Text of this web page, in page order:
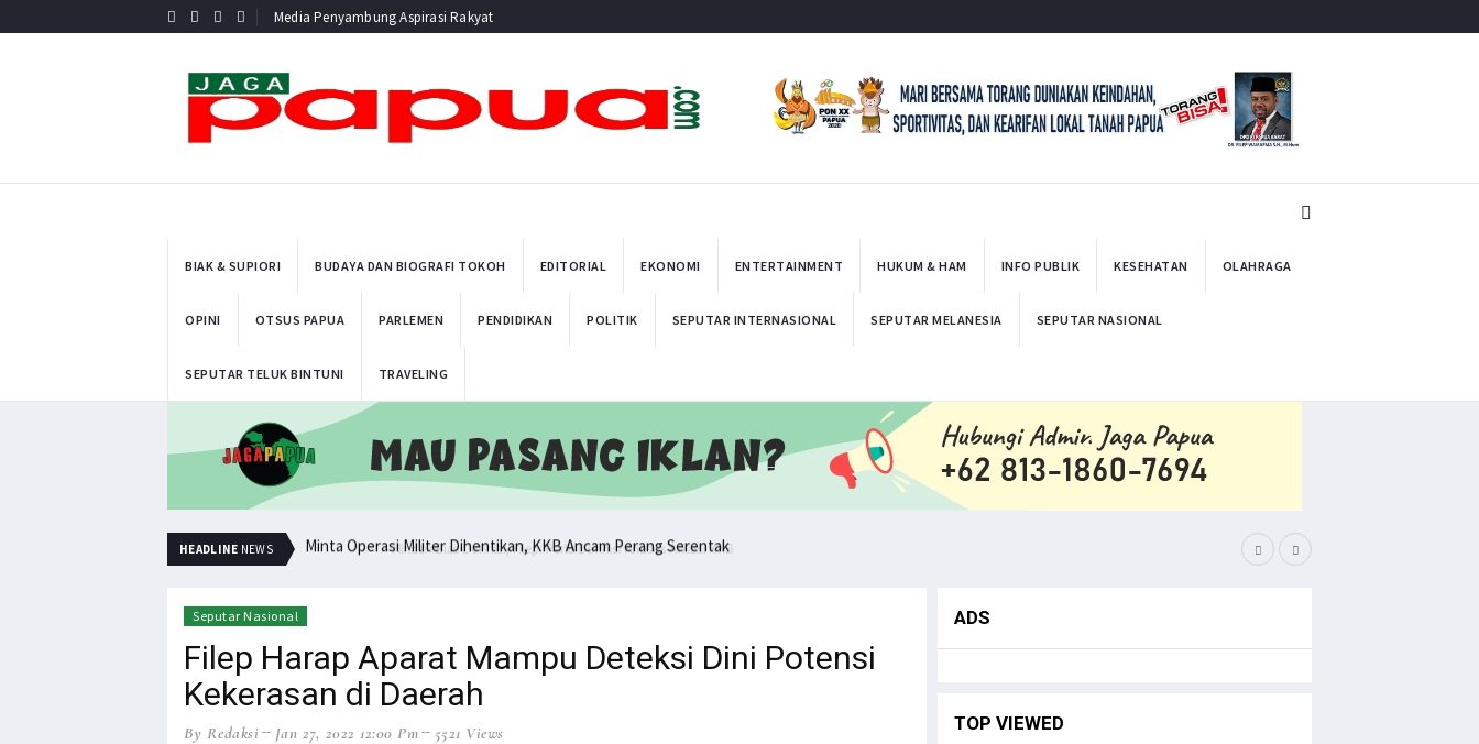
Media Penyambung Aspirasi Rakyat
BIAK & SUPIORI BUDAYA DAN BIOGRAFI TOKOH EDITORIAL EKONOMI ENTERTAINMENT HUKUM & HAM INFO PUBLIK KESEHATAN OLAHRAGA
OPINI OTSUS PAPUA PARLEMEN PENDIDIKAN POLITIK SEPUTAR INTERNASIONAL SEPUTAR MELANESIA SEPUTAR NASIONAL
SEPUTAR TELUK BINTUNI TRAVELING
HEADLINE NEWS Minta Operasi Militer Dihentikan, KKB Ancam Perang Serentak
Seputar Nasional
Filep Harap Aparat Mampu Deteksi Dini Potensi
Kekerasan di Daerah
By Redaksi Jan 27, 2022 12:00 Pm 5521 Views
ADS
TOP VIEWED